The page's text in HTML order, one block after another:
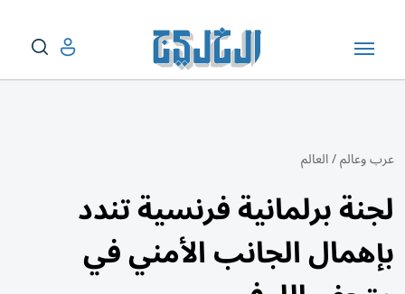
عرب وعالم/العالم
لجنة برلمانية فرنسية تندد
بإهمال الجانب الأمني في